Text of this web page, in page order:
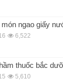
ngao giấy
6,522
thuốc bắc
5,610